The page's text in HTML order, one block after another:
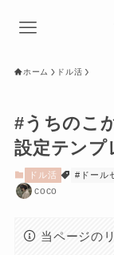
ホーム ドル活
#うちのこ
設定テンプ
ドル活 #ドール
coco
当ページの